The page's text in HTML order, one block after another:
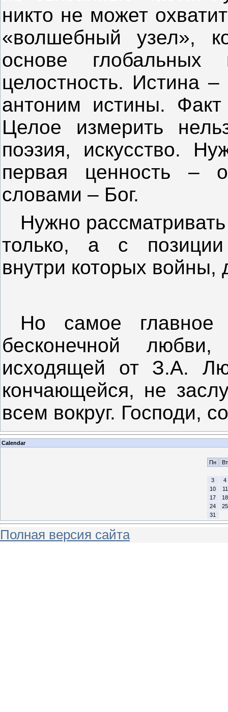
никто не может
«волшебный узел»,
основе
целостность. Истина
антоним истины.
Целое измерить
поэзия, искусство.
первая ценность –
словами – Бог.
Нужно
только, а с позиции
внутри которых войны,
Но самое главное
бесконечной
исходящей от З.А.
кончающейся, не
всем вокруг. Господи,
Calendar
Пн
Вт
3
4
10
11
17
18
24
25
31
Полная версия сайта